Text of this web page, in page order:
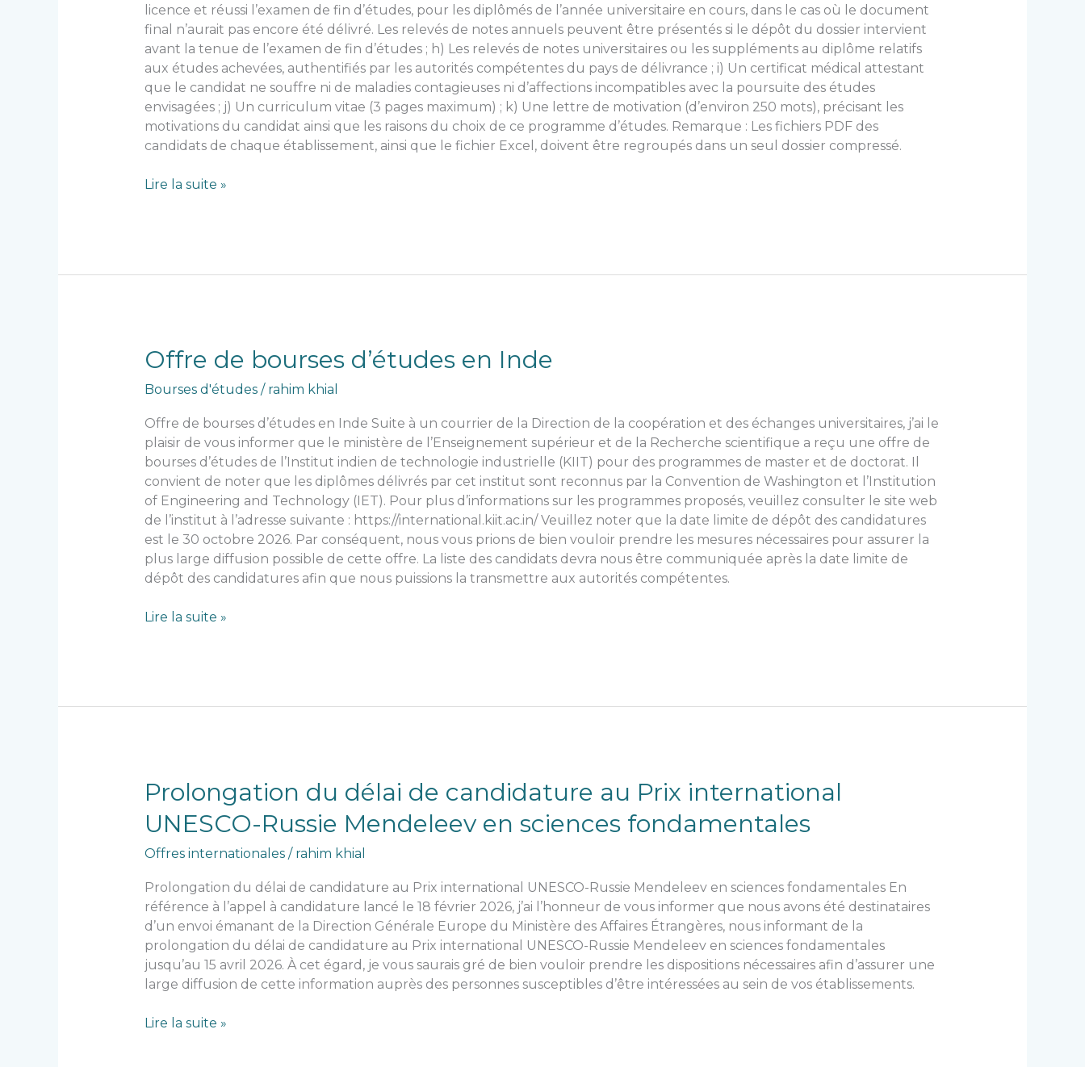
licence et réussi l’examen de fin d’études, pour les diplômés de l’année universitaire en cours, dans le cas où le document
final n’aurait pas encore été délivré. Les relevés de notes annuels peuvent être présentés si le dépôt du dossier intervient
avant la tenue de l’examen de fin d’études ; h) Les relevés de notes universitaires ou les suppléments au diplôme relatifs
aux études achevées, authentifiés par les autorités compétentes du pays de délivrance ; i) Un certificat médical attestant
que le candidat ne souffre ni de maladies contagieuses ni d’affections incompatibles avec la poursuite des études
envisagées ; j) Un curriculum vitae (3 pages maximum) ; k) Une lettre de motivation (d’environ 250 mots), précisant les
motivations du candidat ainsi que les raisons du choix de ce programme d’études. Remarque : Les fichiers PDF des
candidats de chaque établissement, ainsi que le fichier Excel, doivent être regroupés dans un seul dossier compressé.
Lire la suite »
Offre de bourses d’études en Inde
Bourses d'études/ rahim khial
Offre de bourses d’études en Inde Suite à un courrier de la Direction de la coopération et des échanges universitaires, j’ai le
plaisir de vous informer que le ministère de l’Enseignement supérieur et de la Recherche scientifique a reçu une offre de
bourses d’études de l’Institut indien de technologie industrielle (KIIT) pour des programmes de master et de doctorat. Il
convient de noter que les diplômes délivrés par cet institut sont reconnus par la Convention de Washington et l’Institution
of Engineering and Technology (IET). Pour plus d’informations sur les programmes proposés, veuillez consulter le site web
de l’institut à l’adresse suivante : https://international.kiit.ac.in/ Veuillez noter que la date limite de dépôt des candidatures
est le 30 octobre 2026. Par conséquent, nous vous prions de bien vouloir prendre les mesures nécessaires pour assurer la
plus large diffusion possible de cette offre. La liste des candidats devra nous être communiquée après la date limite de
dépôt des candidatures afin que nous puissions la transmettre aux autorités compétentes.
Offre
de
bourses
en
Inde
Lire la suite »
Prolongation du délai de candidature au Prix international
UNESCO-Russie Mendeleev en sciences fondamentales
Offres internationales/ rahim khial
Prolongation du délai de candidature au Prix international UNESCO-Russie Mendeleev en sciences fondamentales En
référence à l’appel à candidature lancé le 18 février 2026, j’ai l’honneur de vous informer que nous avons été destinataires
d’un envoi émanant de la Direction Générale Europe du Ministère des Affaires Étrangères, nous informant de la
prolongation du délai de candidature au Prix international UNESCO-Russie Mendeleev en sciences fondamentales
jusqu’au 15 avril 2026. À cet égard, je vous saurais gré de bien vouloir prendre les dispositions nécessaires afin d’assurer une
large diffusion de cette information auprès des personnes susceptibles d’être intéressées au sein de vos établissements.
Prolongation
du
délai
candidature
au
Prix
international
UNESCO-
Russie
Mendeleev
sciences
Lire la suite »